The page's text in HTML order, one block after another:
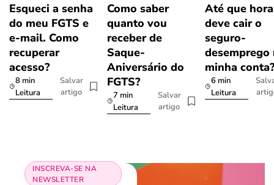
Esqueci a senha
do meu FGTS e
e-mail. Como
recuperar
acesso?
8 min
Leitura
Salvar
artigo
Como saber
quanto vou
receber de
Saque-
Aniversário do
FGTS?
7 min
Leitura
Salvar
artigo
Até que
deve cair o
seguro-
desemprego
minha conta?
6 min
Leitura
INSCREVA-SE NA
NEWSLETTER